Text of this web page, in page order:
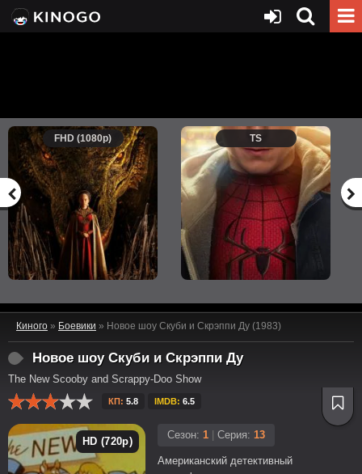
FHD (1080p) TS
Киного » Боевики » Новое шоу Скуби и Скрэппи Ду (1983)
Новое шоу Скуби и Скрэппи Ду
The New Scooby and Scrappy-Doo Show
КП: 5.8 IMDB: 6.5
HD (720p)
Сезон: 1 Серия: 13
Американский детективный